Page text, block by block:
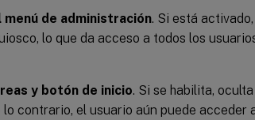
de administración. Si está
lo que da acceso a todos los
y botón de inicio. Si se habilita,
lo contrario, el usuario aún puede acceder